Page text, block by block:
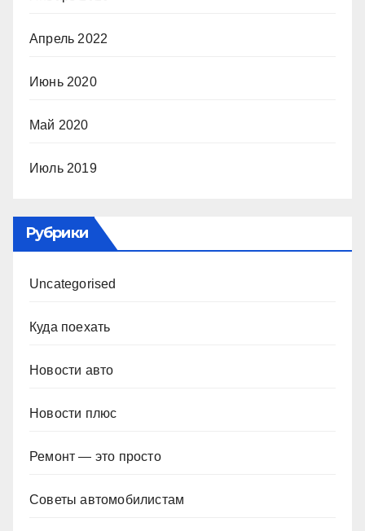
Апрель 2022
Июнь 2020
Май 2020
Июль 2019
Рубрики
Uncategorised
Куда поехать
Новости авто
Новости плюс
Ремонт — это просто
Советы автомобилистам